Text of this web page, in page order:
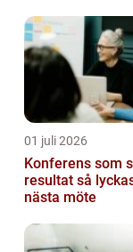
01 juli 2026
Konferens som
resultat så lyckas du med
nästa möte